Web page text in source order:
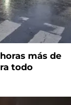
más de
todo